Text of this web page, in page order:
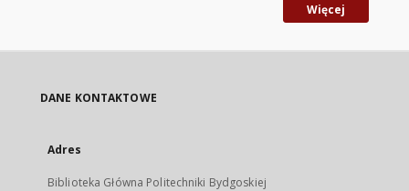
Więcej
DANE KONTAKTOWE
Adres
Biblioteka Główna Politechniki Bydgoskiej